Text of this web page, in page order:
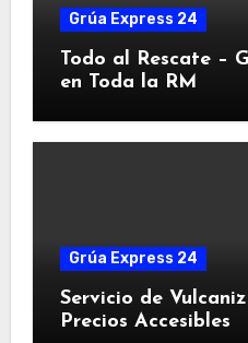
Grúa Express 24
Todo al Rescate –
en Toda la RM
Grúa Express 24
Servicio de
Precios Accesibles